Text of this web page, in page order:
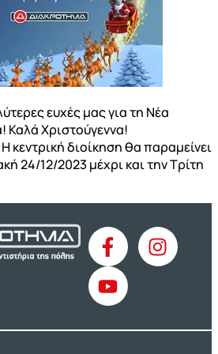
ευχές μας για τη Νέα
Καλά Χριστούγεννα!
κεντρική διοίκηση θα παραμείνει
24/12/2023 μέχρι και την Τρίτη